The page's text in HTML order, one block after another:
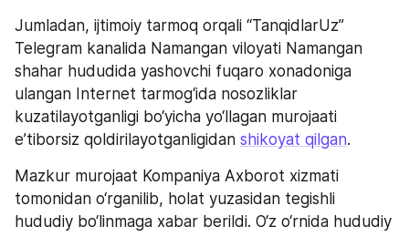
Jumladan, ijtimoiy tarmoq orqali “TanqidlarUz”
Telegram kanalida Namangan viloyati Namangan
shahar hududida yashovchi fuqaro xonadoniga
ulangan Internet tarmog‘ida nosozliklar
kuzatilayotganligi bo‘yicha yo‘llagan murojaati
e’tiborsiz qoldirilayotganligidan shikoyat qilgan.
Mazkur murojaat Kompaniya Axborot xizmati
tomonidan o‘rganilib, holat yuzasidan tegishli
hududiy bo‘linmaga xabar berildi. O‘z o‘rnida hududiy